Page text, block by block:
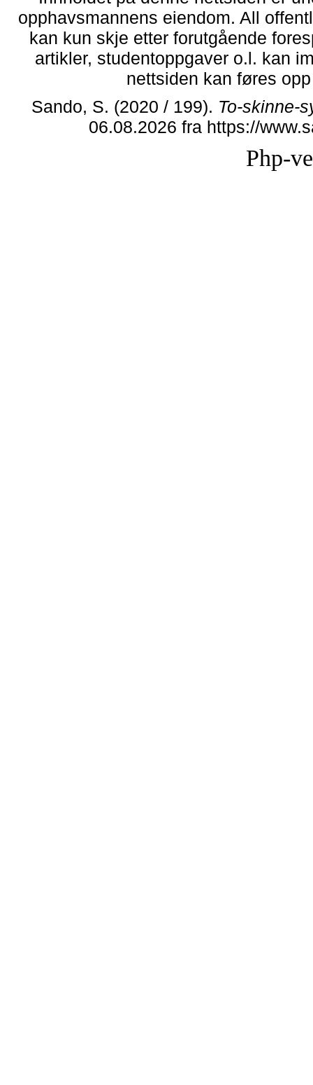
opphavsmannens eiendom. All
kan kun skje etter forutgående
artikler, studentoppgaver o.l. kan
nettsiden kan føres
Sando, S. (2020 / 199). To-skinne-
06.08.2026 fra https://
Php-